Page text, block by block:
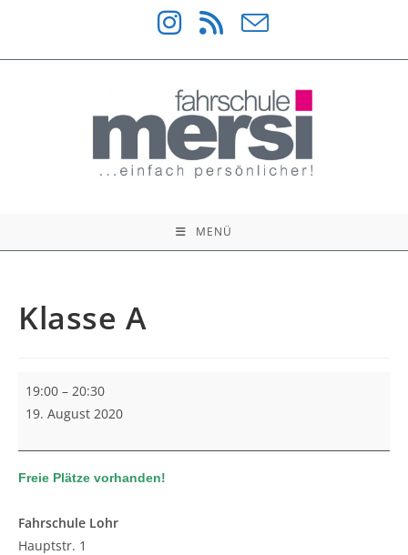
springen
MENÜ
Klasse A
19:00 – 20:30
19. August 2020
Freie Plätze vorhanden!
Fahrschule Lohr
Hauptstr. 1